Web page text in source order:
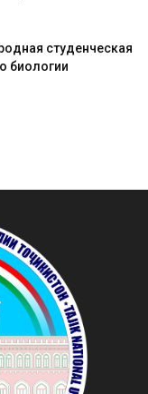
студенческая
биологии